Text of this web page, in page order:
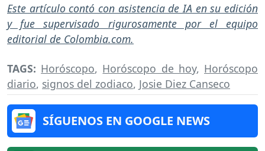
Este artículo contó con asistencia de IA en su edición
y fue supervisado rigurosamente por el equipo
editorial de Colombia.com.
TAGS: Horóscopo, Horóscopo de hoy, Horóscopo
diario, signos del zodiaco, Josie Diez Canseco
SÍGUENOS EN GOOGLE NEWS